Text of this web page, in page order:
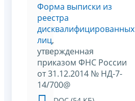
Форма выписки из
реестра
дисквалифицированных
лиц,
утвержденная
приказом ФНС России
от 31.12.2014 № НД-7-
14/700@